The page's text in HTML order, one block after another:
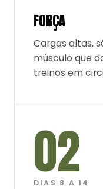
FORÇA
Cargas altas,
músculo que
treinos em
02
DIAS 8 A 14